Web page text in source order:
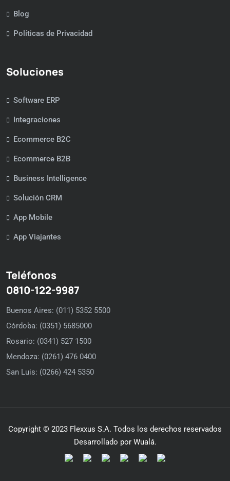
Blog
Políticas de Privacidad
Soluciones
Software ERP
Integraciones
Ecommerce B2C
Ecommerce B2B
Business Intelligence
Solución CRM
App Mobile
App Viajantes
Teléfonos
0810-122-9987
Buenos Aires: (011) 5352 5500
Córdoba: (0351) 5685000
Rosario: (0341) 527 1500
Mendoza: (0261) 476 0400
San Luis: (0266) 424 5350
Copyright © 2023 Flexxus S.A. Todos los derechos reservados
Desarrollado por Wualá.